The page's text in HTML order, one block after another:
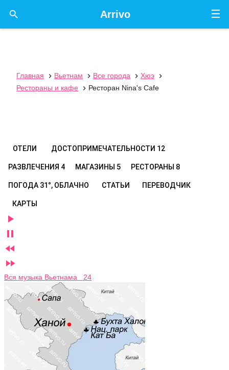
☰
Arrivo

Главная  Вьетнам  Все города  Хюэ

Рестораны и кафе
 Ресторан Nina's Cafe
ОТЕЛИ ДОСТОПРИМЕЧАТЕЛЬНОСТИ 12
РАЗВЛЕЧЕНИЯ 4 МАГАЗИНЫ 5 РЕСТОРАНЫ 8
ПОГОДА 31°, ОБЛАЧНО СТАТЬИ ПЕРЕВОДЧИК
КАРТЫ




Вся музыка Вьетнама 24